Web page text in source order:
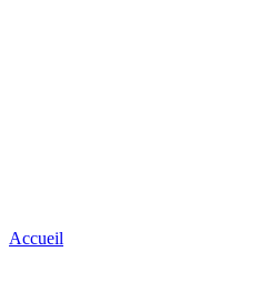
Accueil